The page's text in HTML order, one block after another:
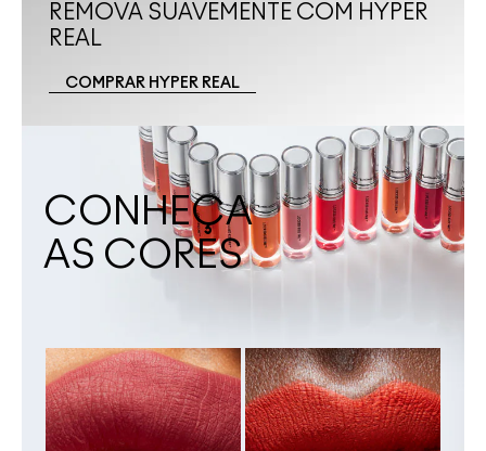
REMOVA SUAVEMENTE COM HYPER
REAL
COMPRAR HYPER REAL
CONHEÇA
AS CORES